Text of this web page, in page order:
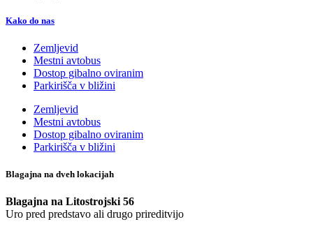
Kako do nas
Zemljevid
Mestni avtobus
Dostop gibalno oviranim
Parkirišča v bližini
Zemljevid
Mestni avtobus
Dostop gibalno oviranim
Parkirišča v bližini
Blagajna na dveh lokacijah
Blagajna na Litostrojski 56
Uro pred predstavo ali drugo prireditvijo